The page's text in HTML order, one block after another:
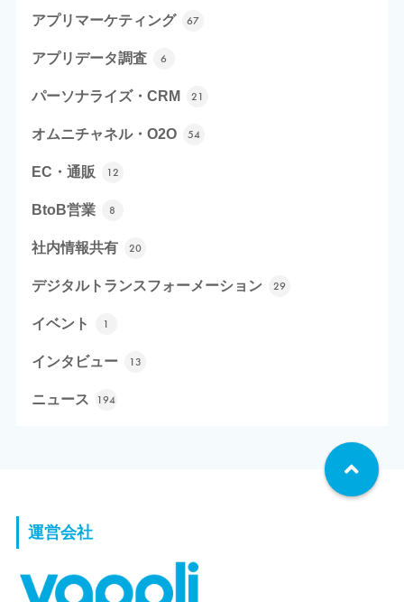
アプリマーケティング 67
アプリデータ調査 6
パーソナライズ・CRM 21
オムニチャネル・O2O 54
EC・通販 12
BtoB営業 8
社内情報共有 20
デジタルトランスフォーメーション 29
イベント 1
インタビュー 13
ニュース 194
運営会社